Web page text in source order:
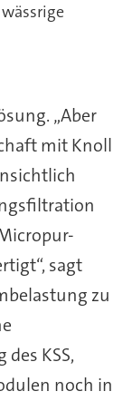
„Aber
mit Knoll
sagt
zu
KSS,
noch in